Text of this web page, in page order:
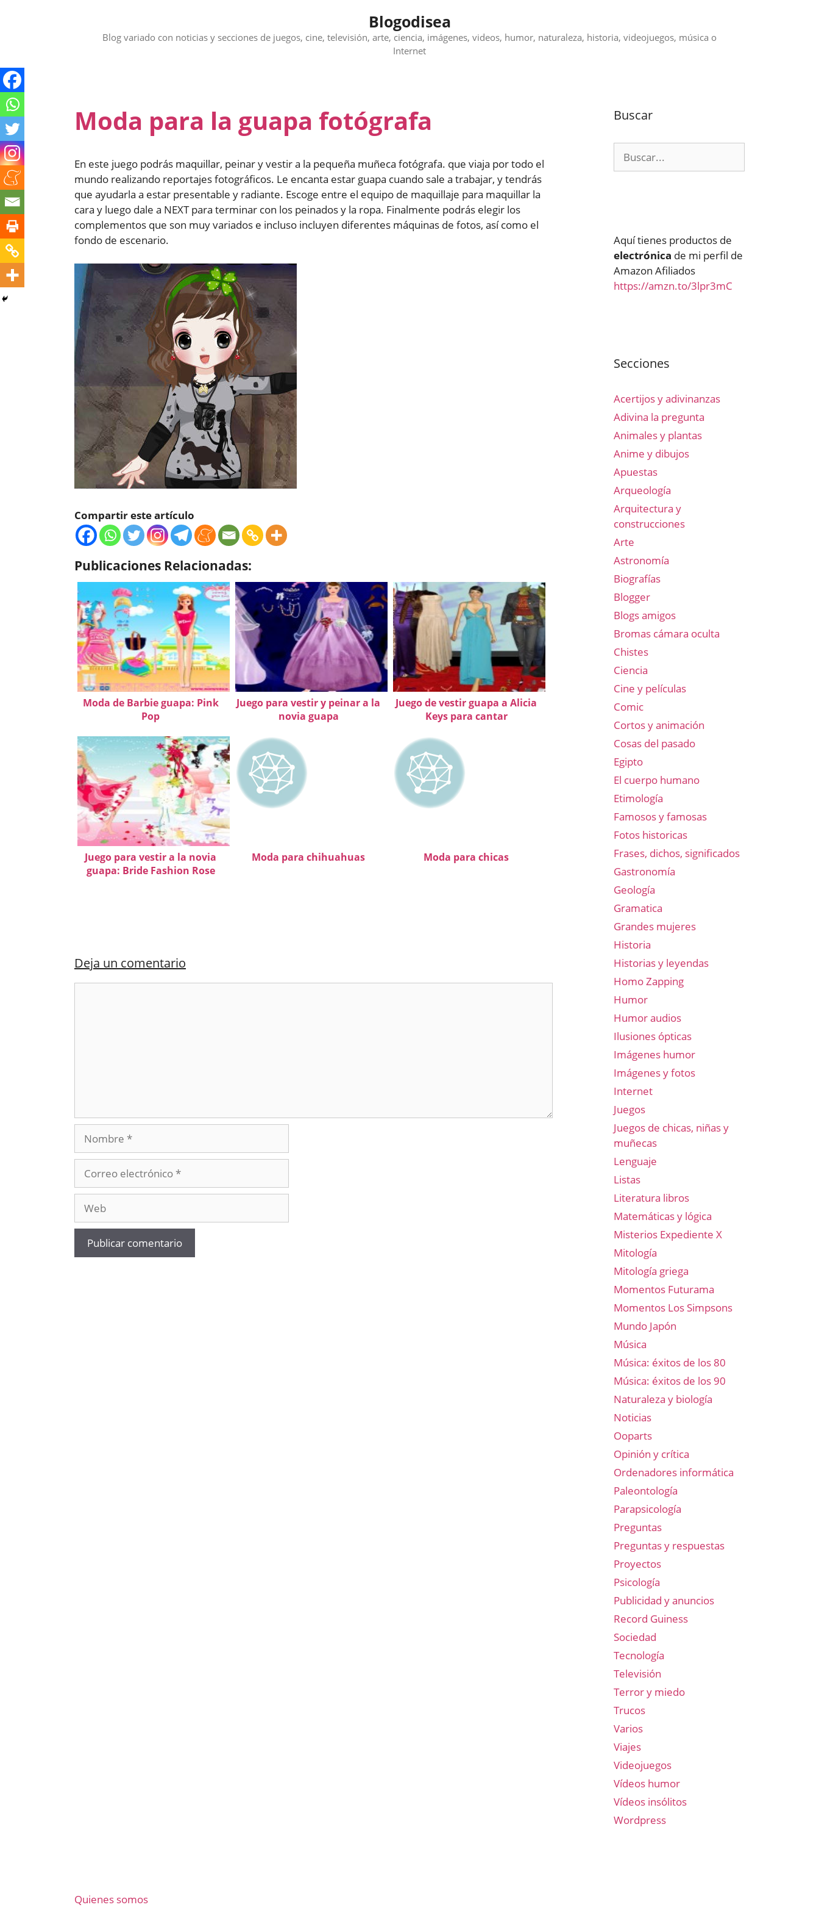
Blogodisea
Blog variado con noticias y secciones de juegos, cine, televisión, arte, ciencia, imágenes, videos, humor, naturaleza, historia, videojuegos, música o
Internet
Moda para la guapa fotógrafa
En este juego podrás maquillar, peinar y vestir a la pequeña muñeca fotógrafa. que viaja por todo el
mundo realizando reportajes fotográficos. Le encanta estar guapa cuando sale a trabajar, y tendrás
que ayudarla a estar presentable y radiante. Escoge entre el equipo de maquillaje para maquillar la
cara y luego dale a NEXT para terminar con los peinados y la ropa. Finalmente podrás elegir los
complementos que son muy variados e incluso incluyen diferentes máquinas de fotos, así como el
fondo de escenario.
Compartir este artículo
Publicaciones Relacionadas:
Moda de Barbie guapa: Pink
Pop
Juego para vestir y peinar a la
novia guapa
Juego de vestir guapa a Alicia
Keys para cantar
Juego para vestir a la novia
guapa: Bride Fashion Rose
Moda para chihuahuas Moda para chicas
Deja un comentario
Nombre
electrónico
Buscar
Aquí tienes productos de
electrónica de mi perfil de
Amazon Afiliados
https://amzn.to/3lpr3mC
Secciones
Acertijos y adivinanzas
Adivina la pregunta
Animales y plantas
Anime y dibujos
Apuestas
Arqueología
Arquitectura y
construcciones
Arte
Astronomía
Biografías
Blogger
Blogs amigos
Bromas cámara oculta
Chistes
Ciencia
Cine y películas
Comic
Cortos y animación
Cosas del pasado
Egipto
El cuerpo humano
Etimología
Famosos y famosas
Fotos historicas
Frases, dichos, significados
Gastronomía
Geología
Gramatica
Grandes mujeres
Historia
Historias y leyendas
Homo Zapping
Humor
Humor audios
Ilusiones ópticas
Imágenes humor
Imágenes y fotos
Internet
Juegos
Juegos de chicas, niñas y
muñecas
Lenguaje
Listas
Literatura libros
Matemáticas y lógica
Misterios Expediente X
Mitología
Mitología griega
Momentos Futurama
Momentos Los Simpsons
Mundo Japón
Música
Música: éxitos de los 80
Música: éxitos de los 90
Naturaleza y biología
Noticias
Ooparts
Opinión y crítica
Ordenadores informática
Paleontología
Parapsicología
Preguntas
Preguntas y respuestas
Proyectos
Psicología
Publicidad y anuncios
Record Guiness
Sociedad
Tecnología
Televisión
Terror y miedo
Trucos
Varios
Viajes
Videojuegos
Vídeos humor
Vídeos insólitos
Wordpress
Quienes somos